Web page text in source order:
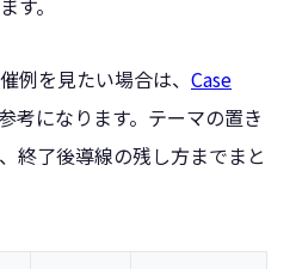
す。
例を見たい場合は、 Case
考になります。テーマの置き
終了後導線の残し方までまと